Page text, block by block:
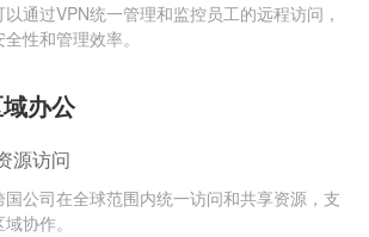
以通过VPN统一管理和监控员工的远程访问，
性和管理效率。
办公
源访问
国公司在全球范围内统一访问和共享资源，支
协作。